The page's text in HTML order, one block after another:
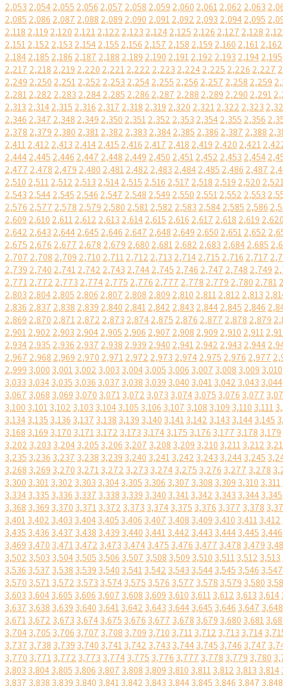
2,053 2,0542,055 2,056 2,057 2,058 2,059 2,060 2,0612,062 2,063
2,085 2,086 2,087 2,088 2,089 2,090 2,0912,092 2,093 2,0942,095
2,118 2,119 2,120 2,1212,122 2,123 2,1242,125 2,126 2,127 2,128
2,1512,152 2,153 2,1542,155 2,156 2,157 2,158 2,159 2,160 2,1612,162
2,1842,185 2,186 2,187 2,188 2,189 2,190 2,1912,192 2,193 2,1942,195
2,217 2,218 2,219 2,220 2,2212,222 2,223 2,2242,225 2,226 2,227
2,249 2,250 2,2512,252 2,253 2,2542,255 2,256 2,257 2,258 2,259
2,2812,282 2,283 2,2842,285 2,286 2,287 2,288 2,289 2,290 2,291
2,313 2,3142,315 2,316 2,317 2,318 2,319 2,320 2,3212,322 2,323
2,346 2,347 2,348 2,349 2,350 2,3512,352 2,353 2,3542,355 2,356
2,378 2,379 2,380 2,3812,382 2,383 2,3842,385 2,386 2,387 2,388
2,4112,412 2,413 2,4142,415 2,416 2,417 2,418 2,419 2,420 2,421
2,4442,445 2,446 2,447 2,448 2,449 2,450 2,4512,452 2,453 2,454
2,477 2,478 2,479 2,480 2,4812,482 2,483 2,4842,485 2,486 2,487
2,510 2,5112,512 2,513 2,5142,515 2,516 2,517 2,518 2,519 2,520
2,543 2,5442,545 2,546 2,547 2,548 2,549 2,550 2,5512,552 2,553
2,576 2,577 2,578 2,579 2,580 2,5812,582 2,583 2,5842,585 2,586
2,609 2,610 2,6112,612 2,613 2,6142,615 2,616 2,617 2,618 2,619 2,620
2,642 2,643 2,6442,645 2,646 2,647 2,648 2,649 2,650 2,6512,652
2,675 2,676 2,677 2,678 2,679 2,680 2,6812,682 2,683 2,6842,685
2,707 2,708 2,709 2,710 2,7112,712 2,713 2,7142,715 2,716 2,717
2,739 2,740 2,7412,742 2,743 2,7442,745 2,746 2,747 2,748 2,749
2,7712,772 2,773 2,7742,775 2,776 2,777 2,778 2,779 2,780 2,781
2,803 2,8042,805 2,806 2,807 2,808 2,809 2,810 2,8112,812 2,813
2,836 2,837 2,838 2,839 2,840 2,8412,842 2,843 2,8442,845 2,846
2,869 2,870 2,8712,872 2,873 2,8742,875 2,876 2,877 2,878 2,879
2,9012,902 2,903 2,9042,905 2,906 2,907 2,908 2,909 2,910 2,911
2,9342,935 2,936 2,937 2,938 2,939 2,940 2,9412,942 2,943 2,944
2,967 2,968 2,969 2,970 2,9712,972 2,973 2,9742,975 2,976 2,977
2,999 3,000 3,0013,002 3,003 3,0043,005 3,006 3,007 3,008 3,009 3,010
3,033 3,0343,035 3,036 3,037 3,038 3,039 3,040 3,0413,042 3,043 3,044
3,067 3,068 3,069 3,070 3,0713,072 3,073 3,0743,075 3,076 3,077
3,100 3,1013,102 3,103 3,1043,105 3,106 3,107 3,108 3,109 3,110 3,111
3,1343,135 3,136 3,137 3,138 3,139 3,140 3,1413,142 3,143 3,1443,145
3,168 3,169 3,170 3,1713,172 3,173 3,1743,175 3,176 3,177 3,178 3,179
3,202 3,203 3,2043,205 3,206 3,207 3,208 3,209 3,210 3,2113,212
3,235 3,236 3,237 3,238 3,239 3,240 3,2413,242 3,243 3,2443,245
3,268 3,269 3,270 3,2713,272 3,273 3,2743,275 3,276 3,277 3,278
3,300 3,3013,302 3,303 3,3043,305 3,306 3,307 3,308 3,309 3,310 3,311
3,3343,335 3,336 3,337 3,338 3,339 3,340 3,3413,342 3,343 3,3443,345
3,368 3,369 3,370 3,3713,372 3,373 3,3743,375 3,376 3,377 3,378
3,4013,402 3,403 3,4043,405 3,406 3,407 3,408 3,409 3,410 3,4113,412
3,435 3,436 3,437 3,438 3,439 3,440 3,4413,442 3,443 3,4443,445 3,446
3,469 3,470 3,4713,472 3,473 3,4743,475 3,476 3,477 3,478 3,479
3,502 3,503 3,5043,505 3,506 3,507 3,508 3,509 3,510 3,5113,512 3,513
3,536 3,537 3,538 3,539 3,540 3,5413,542 3,543 3,5443,545 3,546 3,547
3,570 3,5713,572 3,573 3,5743,575 3,576 3,577 3,578 3,579 3,580
3,603 3,6043,605 3,606 3,607 3,608 3,609 3,610 3,6113,612 3,613 3,614
3,637 3,638 3,639 3,640 3,6413,642 3,643 3,6443,645 3,646 3,647 3,648
3,6713,672 3,673 3,6743,675 3,676 3,677 3,678 3,679 3,680 3,681
3,7043,705 3,706 3,707 3,708 3,709 3,710 3,7113,712 3,713 3,714
3,737 3,738 3,739 3,740 3,7413,742 3,743 3,7443,745 3,746 3,747
3,770 3,7713,772 3,773 3,7743,775 3,776 3,777 3,778 3,779 3,780
3,803 3,8043,805 3,806 3,807 3,808 3,809 3,810 3,8113,812 3,813 3,814
3,837 3,838 3,839 3,840 3,8413,842 3,843 3,8443,845 3,846 3,847 3,848